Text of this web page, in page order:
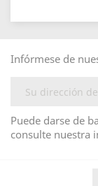
Infórmese de
Puede darse de
consulte nuestra